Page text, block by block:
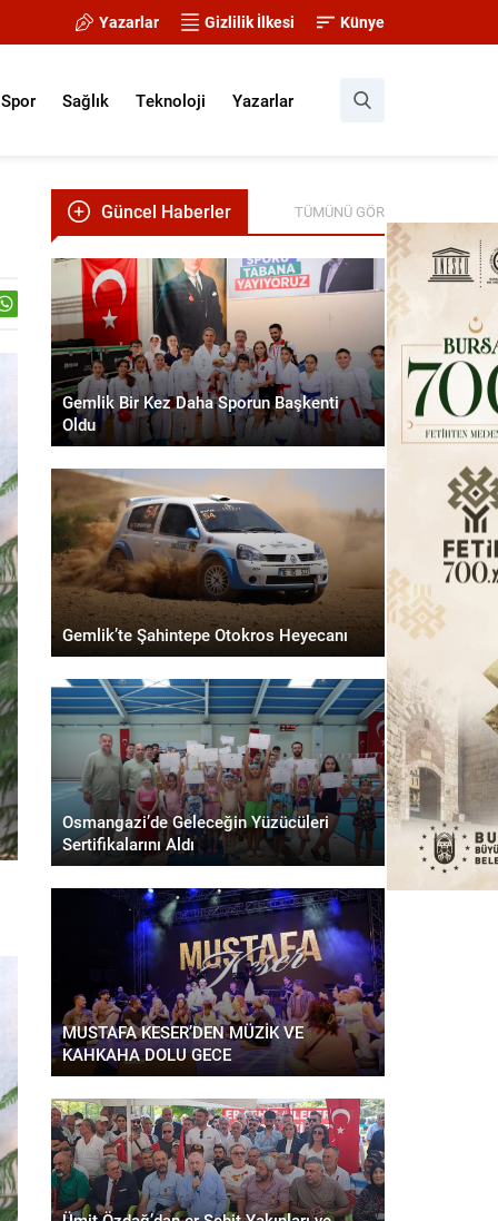
Yazarlar Gizlilik İlkesi Künye
Spor Sağlık Teknoloji Yazarlar
Güncel Haberler TÜMÜNÜ GÖR
Gemlik Bir Kez Daha Sporun Başkenti
Oldu
Gemlik’te Şahintepe Otokros Heyecanı
Osmangazi’de Geleceğin Yüzücüleri
Sertifikalarını Aldı
MUSTAFA KESER’DEN MÜZİK VE
KAHKAHA DOLU GECE